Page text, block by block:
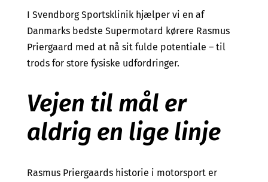
I Svendborg Sportsklinik hjælper vi en af
Danmarks bedste Supermotard kørere Rasmus
Priergaard med at nå sit fulde potentiale – til
trods for store fysiske udfordringer.
Vejen til mål er
aldrig en lige linje
Rasmus Priergaards historie i motorsport er